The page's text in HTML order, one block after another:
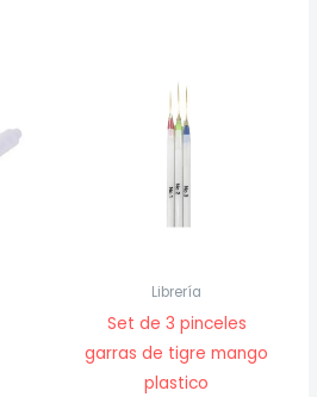
Librería
Set de 3 pinceles
garras de tigre mango
plastico